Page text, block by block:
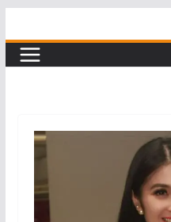
to
content